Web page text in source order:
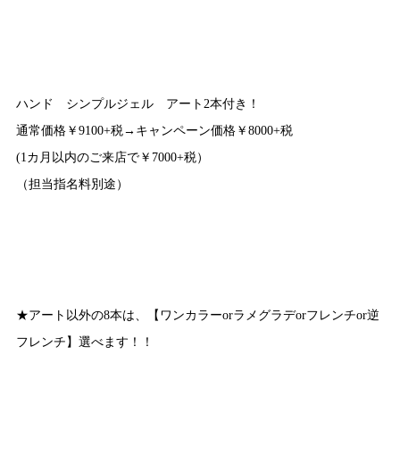
ハンド シンプルジェル アート2本付き！
通常価格￥9100+税→キャンペーン価格￥8000+税
(1カ月以内のご来店で￥7000+税）
（担当指名料別途）
★アート以外の8本は、【ワンカラーorラメグラデorフレンチor逆
フレンチ】選べます！！